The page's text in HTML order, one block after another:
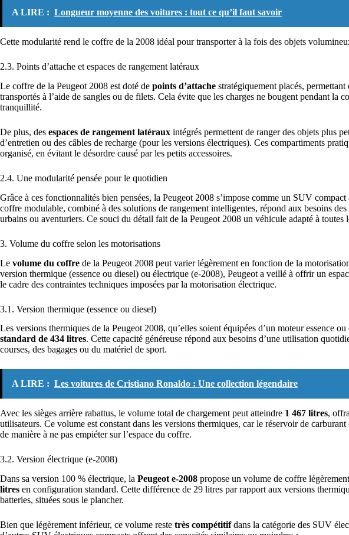
A LIRE : Longueur moyenne des voitures : tout ce qu’il faut savoir
Cette modularité rend le coffre de la 2008 idéal pour transporter à la fois des objets
2.3. Points d’attache et espaces de rangement latéraux
Le coffre de la Peugeot 2008 est doté de points d’attache stratégiquement placés,
transportés à l’aide de sangles ou de filets. Cela évite que les charges ne bougent pendant la
tranquillité.
De plus, des espaces de rangement latéraux intégrés permettent de ranger des objets plus
d’entretien ou des câbles de recharge (pour les versions électriques). Ces compartiments
organisé, en évitant le désordre causé par les petits accessoires.
2.4. Une modularité pensée pour le quotidien
Grâce à ces fonctionnalités bien pensées, la Peugeot 2008 s’impose comme un SUV
coffre modulable, combiné à des solutions de rangement intelligentes, répond aux besoins
urbains ou aventuriers. Ce souci du détail fait de la Peugeot 2008 un véhicule adapté à toutes
3. Volume du coffre selon les motorisations
Le volume du coffre de la Peugeot 2008 peut varier légèrement en fonction de la
version thermique (essence ou diesel) ou électrique (e-2008), Peugeot a veillé à offrir un
le cadre des contraintes techniques imposées par la motorisation électrique.
3.1. Version thermique (essence ou diesel)
Les versions thermiques de la Peugeot 2008, qu’elles soient équipées d’un moteur essence
standard de 434 litres. Cette capacité généreuse répond aux besoins d’une utilisation
courses, des bagages ou du matériel de sport.
A LIRE : Les voitures de Cristiano Ronaldo : Une collection légendaire
Avec les sièges arrière rabattus, le volume total de chargement peut atteindre 1 467 litres,
utilisateurs. Ce volume est constant dans les versions thermiques, car le réservoir de carburant
de manière à ne pas empiéter sur l’espace du coffre.
3.2. Version électrique (e-2008)
Dans sa version 100 % électrique, la Peugeot e-2008 propose un volume de coffre
litres en configuration standard. Cette différence de 29 litres par rapport aux versions
batteries, situées sous le plancher.
Bien que légèrement inférieur, ce volume reste très compétitifdans la catégorie des SUV